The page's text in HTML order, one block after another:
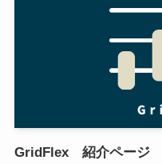
GridFlex 紹介ページ